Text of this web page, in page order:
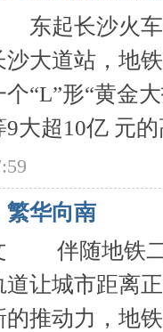
起长沙火车
大道站，地
个“L”形“黄金
大超10亿 元的
繁华向南
伴随地铁二
道让城市距离
推动力，地